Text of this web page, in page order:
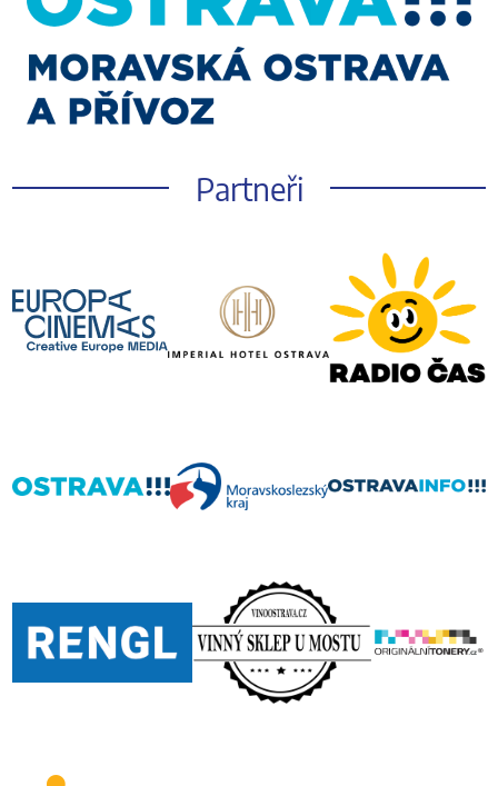
Partneři